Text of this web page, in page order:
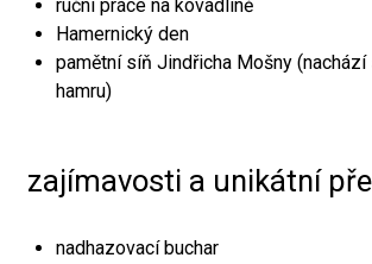
ruční práce na kovadlině
Hamernický den
pamětní síň Jindřicha Mošny
hamru)
zajímavosti a unikátní
nadhazovací buchar